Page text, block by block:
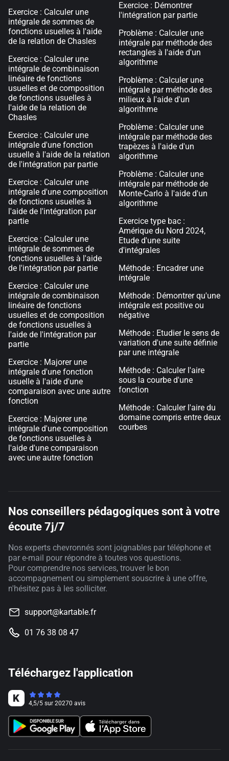
Exercice : Calculer une
intégrale de sommes de
fonctions usuelles à l'aide
de la relation de Chasles
Exercice : Calculer une
intégrale de combinaison
linéaire de fonctions
usuelles et de composition
de fonctions usuelles à
l'aide de la relation de
Chasles
Exercice : Calculer une
intégrale d'une fonction
usuelle à l'aide de la relation
de l'intégration par partie
Exercice : Calculer une
intégrale d'une composition
de fonctions usuelles à
l'aide de l'intégration par
partie
Exercice : Calculer une
intégrale de sommes de
fonctions usuelles à l'aide
de l'intégration par partie
Exercice : Calculer une
intégrale de combinaison
linéaire de fonctions
usuelles et de composition
de fonctions usuelles à
l'aide de l'intégration par
partie
Exercice : Majorer une
intégrale d'une fonction
usuelle à l'aide d'une
comparaison avec une autre
fonction
Exercice : Majorer une
intégrale d'une composition
de fonctions usuelles à
l'aide d'une comparaison
avec une autre fonction
Exercice : Démontrer
l'intégration par partie
Problème : Calculer une
intégrale par méthode des
rectangles à l'aide d'un
algorithme
Problème : Calculer une
intégrale par méthode des
milieux à l'aide d'un
algorithme
Problème : Calculer une
intégrale par méthode des
trapèzes à l'aide d'un
algorithme
Problème : Calculer une
intégrale par méthode de
Monte-Carlo à l'aide d'un
algorithme
Exercice type bac :
Amérique du Nord 2024,
Etude d'une suite
d'intégrales
Méthode : Encadrer une
intégrale
Méthode : Démontrer qu'une
intégrale est positive ou
négative
Méthode : Etudier le sens de
variation d'une suite définie
par une intégrale
Méthode : Calculer l'aire
sous la courbe d'une
fonction
Méthode : Calculer l'aire du
domaine compris entre deux
courbes
Nos conseillers pédagogiques sont à votre
écoute 7j/7
Nos experts chevronnés sont joignables par téléphone et
par e-mail pour répondre à toutes vos questions.
Pour comprendre nos services, trouver le bon
accompagnement ou simplement souscrire à une offre,
n'hésitez pas à les solliciter.
support@kartable.fr
01 76 38 08 47
Téléchargez l'application
4,5/5 sur 20270 avis